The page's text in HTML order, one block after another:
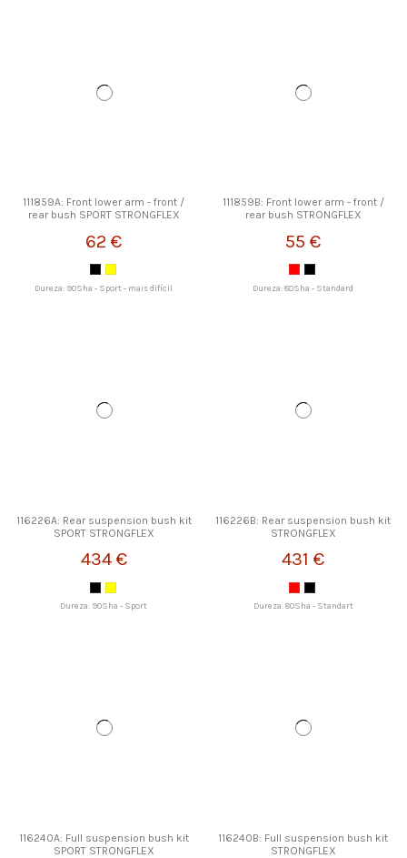
111859A: Front lower arm - front /
rear bush SPORT STRONGFLEX
62 €
Dureza: 90Sha - Sport - mais difícil
111859B: Front lower arm - front /
rear bush STRONGFLEX
55 €
Dureza: 80Sha - Standard
116226A: Rear suspension bush kit
SPORT STRONGFLEX
434 €
Dureza: 90Sha - Sport
116226B: Rear suspension bush kit
STRONGFLEX
431 €
Dureza: 80Sha - Standart
116240A: Full suspension bush kit
SPORT STRONGFLEX
116240B: Full suspension bush kit
STRONGFLEX